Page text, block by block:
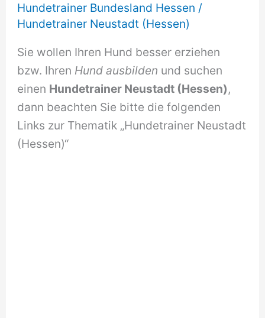
Hundetrainer Bundesland Hessen /
Hundetrainer Neustadt (Hessen)
Sie wollen Ihren Hund besser erziehen
bzw. Ihren Hund ausbilden und suchen
einen Hundetrainer Neustadt (Hessen),
dann beachten Sie bitte die folgenden
Links zur Thematik „Hundetrainer Neustadt
(Hessen)“